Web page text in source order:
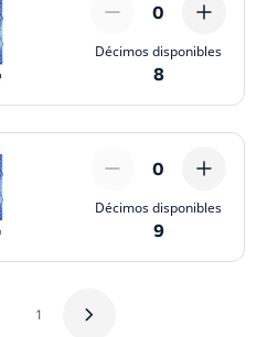
0
Décimos disponibles
8
0
Décimos disponibles
9
1